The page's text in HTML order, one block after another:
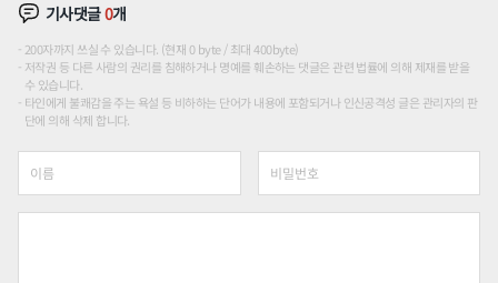
기사댓글0개
200자까지 쓰실 수 있습니다. (현재 0 byte / 최대 400byte)
저작권 등 다른 사람의 권리를 침해하거나 명예를 훼손하는 댓글은 관련 법률에 의해 제재를 받을
수 있습니다.
타인에게 불쾌감을 주는 욕설 등 비하하는 단어가 내용에 포함되거나 인신공격성 글은 관리자의 판
단에 의해 삭제 합니다.